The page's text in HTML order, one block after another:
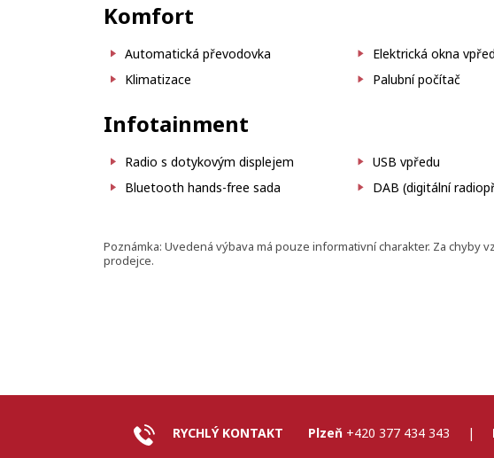
Komfort
Automatická převodovka
Klimatizace
Elektrická okna
Palubní počítač
Infotainment
Radio s dotykovým displejem
Bluetooth hands-free sada
USB vpředu
DAB (digitální
Poznámka: Uvedená výbava má pouze informativní charakter. Za
prodejce.
RYCHLÝ KONTAKT Plzeň +420 377 434 343 |